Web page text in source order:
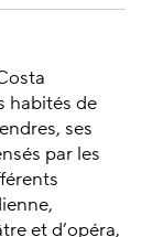
habités de
ses
par les
et d’opéra,